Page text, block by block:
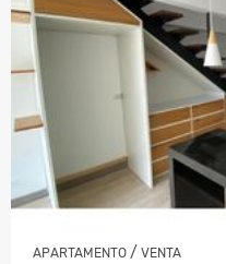
APARTAMENTO / VENTA